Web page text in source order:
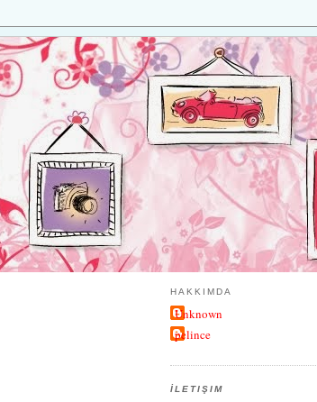
HAKKIMDA
Unknown
pelince
İLETIŞIM